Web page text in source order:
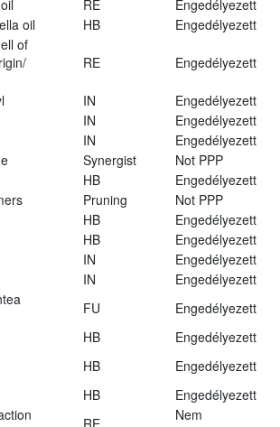
RE
Engedélyezett
oil
HB
Engedélyezett
of
RE Engedélyezett
IN
Engedélyezett
IN
Engedélyezett
IN
Engedélyezett
Synergist
Not PPP
HB
Engedélyezett
Pruning
Not PPP
HB
Engedélyezett
HB
Engedélyezett
IN
Engedélyezett
IN
Engedélyezett
FU
Engedélyezett
HB
Engedélyezett
HB
Engedélyezett
HB
Engedélyezett
Nem